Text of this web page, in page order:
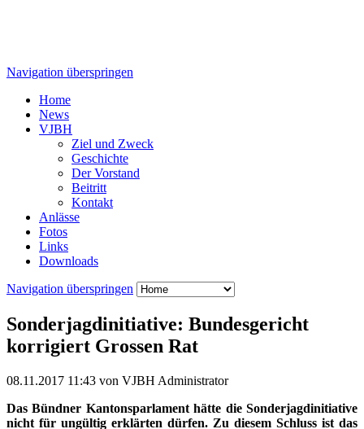
Navigation überspringen
Home
News
VJBH
Ziel und Zweck
Geschichte
Der Vorstand
Beitritt
Kontakt
Anlässe
Fotos
Links
Downloads
Navigation überspringen
Sonderjagdinitiative: Bundesgericht
korrigiert Grossen Rat
08.11.2017 11:43 von VJBH Administrator
Das Bündner Kantonsparlament hätte die Sonderjagdinitiative
nicht für ungültig erklärten dürfen. Zu diesem Schluss ist das